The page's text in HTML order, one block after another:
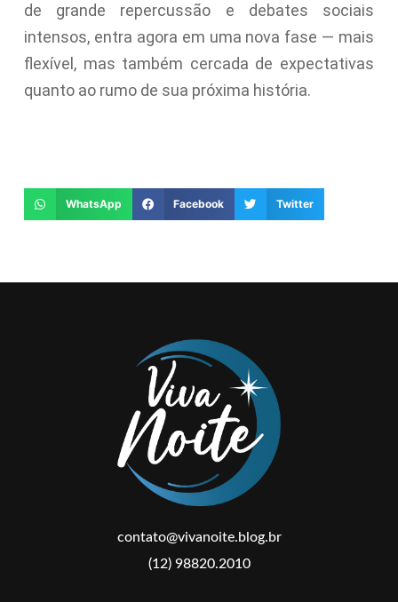
de grande repercussão e debates sociais
intensos, entra agora em uma nova fase — mais
flexível, mas também cercada de expectativas
quanto ao rumo de sua próxima história.
WhatsApp Facebook Twitter
contato@vivanoite.blog.br
(12) 98820.2010